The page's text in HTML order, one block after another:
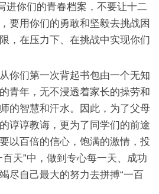
进你们的青春档案，不要让十二
要用你们的勇敢和坚毅去挑战困
，在压力下、在挑战中实现你们
你们第一次背起书包由一个无知
青年，无不浸透着家长的操劳和
的智慧和汗水。因此，为了父母
谆谆教诲，更为了同学们的前途
以百倍的信心，饱满的激情，投
天”中，做到专心每一天、成功
尽自己最大的努力去拼搏“一百